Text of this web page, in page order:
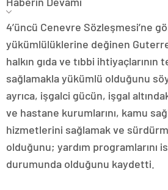
4’üncü Cenevre Sözleşmesi’ne
yükümlülüklerine değinen
halkın gıda ve tıbbi
sağlamakla yükümlü olduğunu
ayrıca, işgalci gücün, işgal
ve hastane kurumlarını, kamu
hizmetlerini sağlamak ve
olduğunu; yardım programlarını
durumunda olduğunu kaydetti.